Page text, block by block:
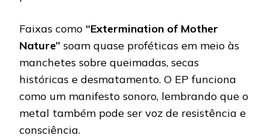
Faixas como “Extermination of Mother
Nature” soam quase proféticas em meio às
manchetes sobre queimadas, secas
históricas e desmatamento. O EP funciona
como um manifesto sonoro, lembrando que o
metal também pode ser voz de resistência e
consciência.